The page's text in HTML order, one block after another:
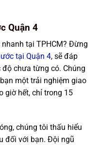
Quận 4
tại TPHCM? Đừng
tại Quận 4, sẽ đáp
chưa từng có. Chúng
một trải nghiệm giao
giờ hết, chỉ trong 15
chúng tôi thấu hiểu
đối với bạn. Đội ngũ